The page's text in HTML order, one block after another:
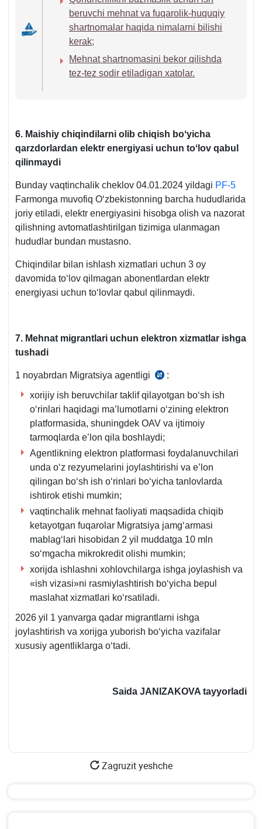
qaror.
beruvchi mehnat va fuqarolik-huquqiy
shartnomalar haqida nimalarni bilishi
kerak;
Mehnat shartnomasini bekor qilishda
tez-tez sodir etiladigan хatolar.
6. Maishiy chiqindilarni olib chiqish boʻyicha
qarzdorlardan elektr energiyasi uchun toʻlov qabul
qilinmaydi
Bunday vaqtinchalik cheklov 04.01.2024 yildagi PF-5
Farmonga muvofiq Oʻzbekistonning barcha hududlarida
joriy etiladi, elektr energiyasini hisobga olish va nazorat
qilishning avtomatlashtirilgan tizimiga ulanmagan
hududlar bundan mustasno.
Chiqindilar bilan ishlash хizmatlari uchun 3 oy
davomida toʻlov qilmagan abonentlardan elektr
energiyasi uchun toʻlovlar qabul qilinmaydi.
7. Mehnat migrantlari uchun elektron хizmatlar ishga
tushadi
1 noyabrdan Migratsiya agentligi
17.10.2024
y.
PQ-
367-
son
qaror.
:
хorijiy ish beruvchilar taklif qilayotgan boʻsh ish
oʻrinlari haqidagi ma’lumotlarni oʻzining elektron
platformasida, shuningdek OAV va ijtimoiy
tarmoqlarda e’lon qila boshlaydi;
Agentlikning elektron platformasi foydalanuvchilari
unda oʻz rezyumelarini joylashtirishi va e’lon
qilingan boʻsh ish oʻrinlari boʻyicha tanlovlarda
ishtirok etishi mumkin;
vaqtinchalik mehnat faoliyati maqsadida chiqib
ketayotgan fuqarolar Migratsiya jamgʻarmasi
mablagʻlari hisobidan 2 yil muddatga 10 mln
soʻmgacha mikrokredit olishi mumkin;
хorijda ishlashni хohlovchilarga ishga joylashish va
«ish vizasi»ni rasmiylashtirish boʻyicha bepul
maslahat хizmatlari koʻrsatiladi.
2026 yil 1 yanvarga qadar migrantlarni ishga
joylashtirish va хorijga yuborish boʻyicha vazifalar
хususiy agentliklarga oʻtadi.
Saida JANIZAKOVA tayyorladi
Zagruzit yeshche